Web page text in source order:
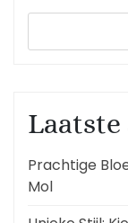
Prachtige
Mol